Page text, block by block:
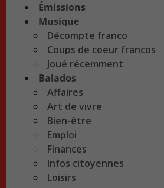
Émissions
Musique
Décompte franco
Coups de coeur francos
Joué récemment
Balados
Affaires
Art de vivre
Bien-être
Emploi
Finances
Infos citoyennes
Loisirs